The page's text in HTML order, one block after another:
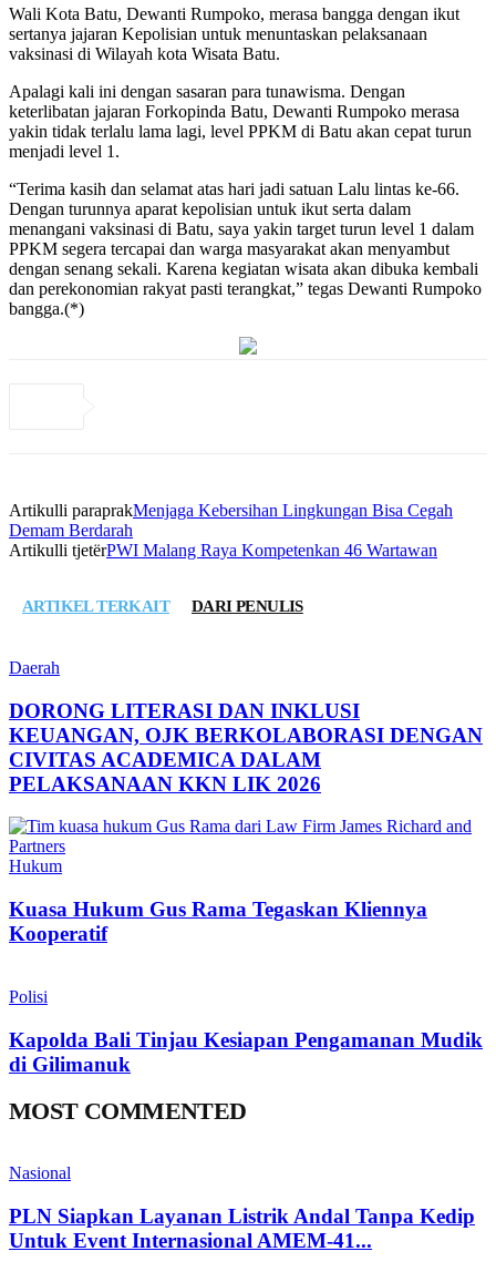
Wali Kota Batu, Dewanti Rumpoko, merasa bangga dengan ikut
sertanya jajaran Kepolisian untuk menuntaskan pelaksanaan
vaksinasi di Wilayah kota Wisata Batu.
Apalagi kali ini dengan sasaran para tunawisma. Dengan
keterlibatan jajaran Forkopinda Batu, Dewanti Rumpoko merasa
yakin tidak terlalu lama lagi, level PPKM di Batu akan cepat turun
menjadi level 1.
“Terima kasih dan selamat atas hari jadi satuan Lalu lintas ke-66.
Dengan turunnya aparat kepolisian untuk ikut serta dalam
menangani vaksinasi di Batu, saya yakin target turun level 1 dalam
PPKM segera tercapai dan warga masyarakat akan menyambut
dengan senang sekali. Karena kegiatan wisata akan dibuka kembali
dan perekonomian rakyat pasti terangkat,” tegas Dewanti Rumpoko
bangga.(*)
Artikulli paraprakMenjaga Kebersihan Lingkungan Bisa Cegah
Demam Berdarah
Artikulli tjetërPWI Malang Raya Kompetenkan 46 Wartawan
ARTIKEL TERKAIT DARI PENULIS
Daerah
DORONG LITERASI DAN INKLUSI
KEUANGAN, OJK BERKOLABORASI DENGAN
CIVITAS ACADEMICA DALAM
PELAKSANAAN KKN LIK 2026
Hukum
Kuasa Hukum Gus Rama Tegaskan Kliennya
Kooperatif
Polisi
Kapolda Bali Tinjau Kesiapan Pengamanan Mudik
di Gilimanuk
MOST COMMENTED
Nasional
PLN Siapkan Layanan Listrik Andal Tanpa Kedip
Untuk Event Internasional AMEM-41...